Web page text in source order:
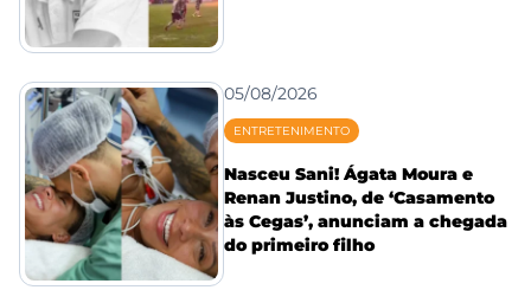
05/08/2026
ENTRETENIMENTO
Nasceu Sani! Ágata Moura e
Renan Justino, de ‘Casamento
às Cegas’, anunciam a chegada
do primeiro filho